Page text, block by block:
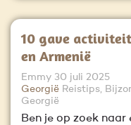
10 gave
en Armenië
Emmy 30 juli 2025
Georgië Reistips,
Georgië
Ben je op zoek